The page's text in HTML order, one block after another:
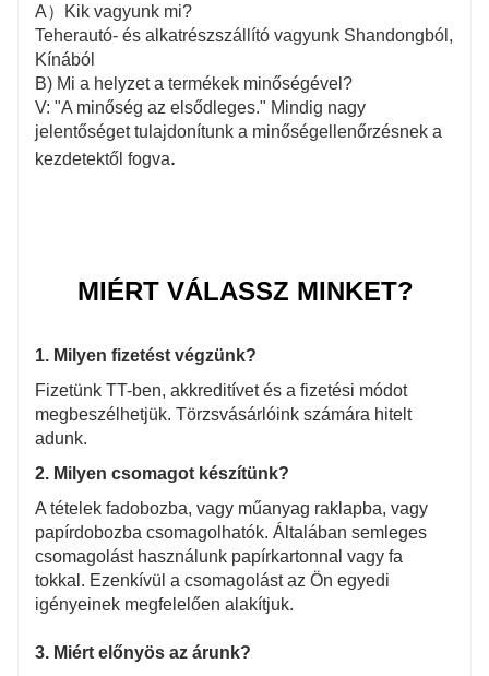
A）Kik vagyunk mi?
Teherautó- és alkatrészszállító vagyunk Shandongból,
Kínából
B) Mi a helyzet a termékek minőségével?
V: "A minőség az elsődleges." Mindig nagy
jelentőséget tulajdonítunk a minőségellenőrzésnek a
kezdetektől fogva.
MIÉRT VÁLASSZ MINKET?
1. Milyen fizetést végzünk?
Fizetünk TT-ben, akkreditívet és a fizetési módot
megbeszélhetjük. Törzsvásárlóink ​​számára hitelt
adunk.
2. Milyen csomagot készítünk?
A tételek fadobozba, vagy műanyag raklapba, vagy
papírdobozba csomagolhatók. Általában semleges
csomagolást használunk papírkartonnal vagy fa
tokkal. Ezenkívül a csomagolást az Ön egyedi
igényeinek megfelelően alakítjuk.
3. Miért előnyös az árunk?